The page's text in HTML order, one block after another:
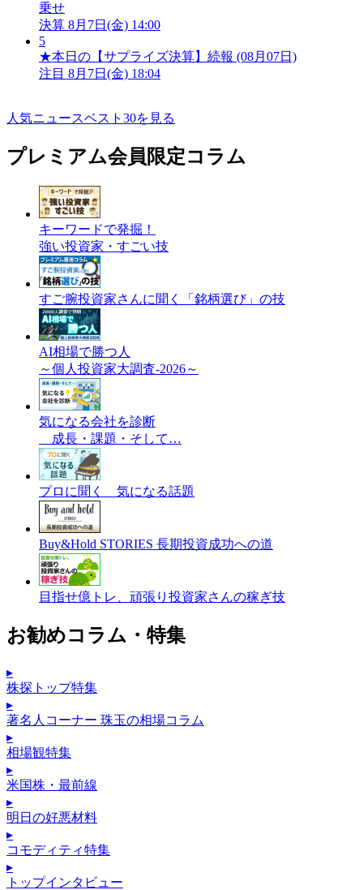
乗せ
決算 8月7日(金) 14:00
5
★本日の【サプライズ決算】続報 (08月07日)
注目 8月7日(金) 18:04
人気ニュースベスト30を見る
プレミアム会員限定コラム
キーワードで発掘！
強い投資家・すごい技
すご腕投資家さんに聞く「銘柄選び」の技
AI相場で勝つ人
～個人投資家大調査-2026～
気になる会社を診断
成長・課題・そして…
プロに聞く 気になる話題
Buy&Hold STORIES 長期投資成功への道
目指せ億トレ、頑張り投資家さんの稼ぎ技
お勧めコラム・特集
▸
株探トップ特集
▸
著名人コーナー 珠玉の相場コラム
▸
相場観特集
▸
米国株・最前線
▸
明日の好悪材料
▸
コモディティ特集
▸
トップインタビュー